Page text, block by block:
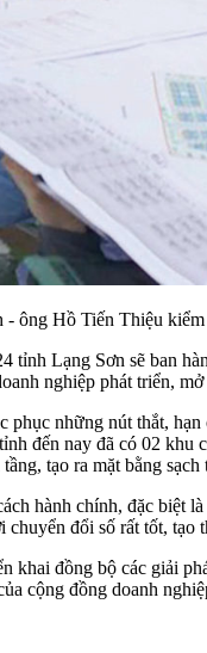
ông Hồ Tiến Thiệu kiểm
tỉnh Lạng Sơn sẽ ban
nghiệp phát triển,
phục những nút thắt,
đến nay đã có 02
tạo ra mặt bằng
hành chính, đặc biệt
chuyển đổi số rất tốt, tạo
khai đồng bộ các giải
cộng đồng doanh